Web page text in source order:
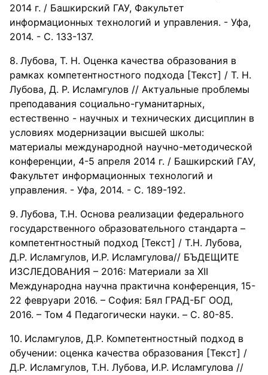
2014 г. / Башкирский ГАУ, Факультет
информационных технологий и управления. - Уфа,
2014. - С. 133-137.
Лубова, Т. Н. Оценка качества образования в
рамках компетентностного подхода [Текст] / Т. Н.
Лубова, Д. Р. Исламгулов // Актуальные проблемы
преподавания социально-гуманитарных,
естественно - научных и технических дисциплин в
условиях модернизации высшей школы:
материалы международной научно-методической
конференции, 4-5 апреля 2014 г. / Башкирский ГАУ,
Факультет информационных технологий и
управления. - Уфа, 2014. - С. 189-192.
Лубова, Т.Н. Основа реализации федерального
государственного образовательного стандарта –
компетентностный подход [Текст] / Т.Н. Лубова,
Д.Р. Исламгулов, И.Р. Исламгулова// БЪДЕЩИТЕ
ИЗСЛЕДОВАНИЯ – 2016: Материали за XII
Международна научна практична конференция, 15-
22 февруари 2016. – София: Бял ГРАД-БГ ООД,
2016. – Том 4 Педагогически науки. – C. 80-85.
Исламгулов, Д.Р. Компетентностный подход в
обучении: оценка качества образования [Текст] /
Д.Р. Исламгулов, Т.Н. Лубова, И.Р. Исламгулова //